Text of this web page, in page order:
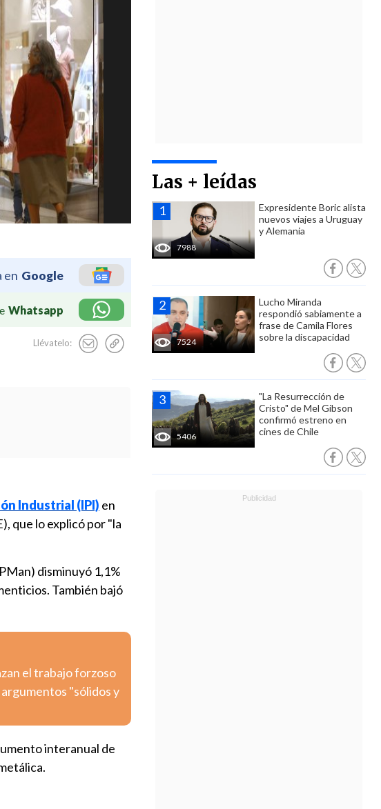
en Google
Whatsapp
Llévatelo:
Las + leídas
7988
Expresidente Boric alista
nuevos viajes a Uruguay
y Alemania
7524
Lucho Miranda
respondió sabiamente a
frase de Camila Flores
sobre la discapacidad
5406
"La Resurrección de
Cristo" de Mel Gibson
confirmó estreno en
cines de Chile
Industrial (IPI) en
que lo explicó por "la
disminuyó 1,1%
También bajó
el trabajo forzoso
"sólidos y
interanual de